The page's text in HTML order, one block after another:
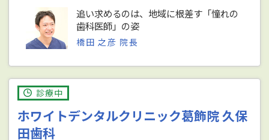
追い求めるのは、地域に根差す「憧れの
歯科医師」の姿
橋田 之彦 院長
診療中
ホワイトデンタルクリニック葛飾院 久保
田歯科